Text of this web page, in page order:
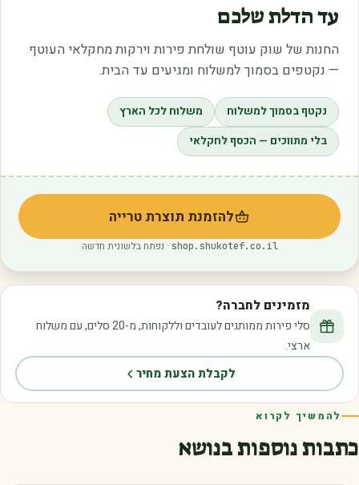
עד הדלת שלכם
החנות של שוק עוטף שולחת פירות וירקות מחקלאי העוטף
— נקטפים בסמוך למשלוח ומגיעים עד הבית.
נקטף בסמוך למשלוח
משלוח לכל הארץ
בלי מתווכים — הכסף לחקלאי
להזמנת תוצרת טרייה
(נפתח בלשונית חדשה)
shop.shukotef.co.il · נפתח בלשונית חדשה
מזמינים לחברה?
סלי פירות ממותגים לעובדים וללקוחות, מ-20 סלים, עם משלוח
ארצי.
לקבלת הצעת מחיר
להמשיך לקרוא
כתבות נוספות בנושא